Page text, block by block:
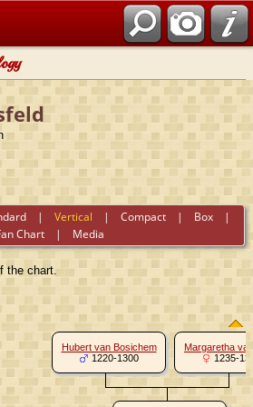
|Vertical |Compact | Box |
Chart | Media
the chart.
Hubert van Bosichem
1220-1300
Margaretha
1235-